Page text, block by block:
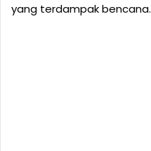
yang terdampak bencana.